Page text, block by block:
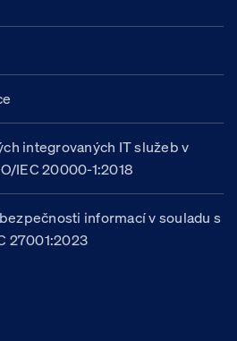
integrovaných IT služeb v
IEC 20000-1:2018
informací v souladu s
27001:2023